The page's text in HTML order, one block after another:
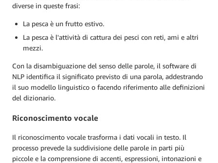
diverse in queste frasi:
La pesca è un frutto estivo.
La pesca è l'attività di cattura dei pesci con reti, ami e altri
mezzi.
Con la disambiguazione del senso delle parole, il software di
NLP identifica il significato previsto di una parola, addestrando
il suo modello linguistico o facendo riferimento alle definizioni
del dizionario.
Riconoscimento vocale
Il riconoscimento vocale trasforma i dati vocali in testo. Il
processo prevede la suddivisione delle parole in parti più
piccole e la comprensione di accenti, espressioni, intonazioni e